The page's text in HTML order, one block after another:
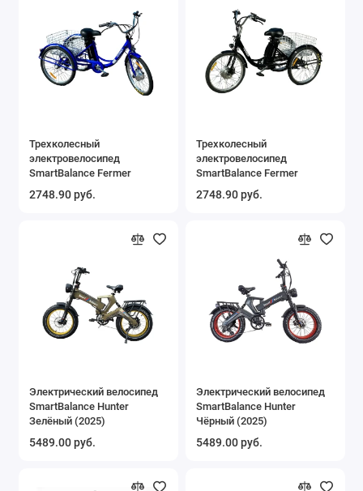
Трехколесный
электровелосипед
SmartBalance Fermer
2748.90 руб.
Трехколесный
электровелосипед
SmartBalance Fermer
2748.90 руб.
Электрический велосипед
SmartBalance Hunter
Зелёный (2025)
5489.00 руб.
Электрический велосипед
SmartBalance Hunter
Чёрный (2025)
5489.00 руб.